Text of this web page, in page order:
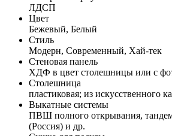
ЛДСП
Цвет
Бежевый, Белый
Стиль
Модерн, Современный, Хай-тек
Стеновая панель
ХДФ в цвет столешницы или с
Столешница
пластиковая; из искусственного
Выкатные системы
ПВШ полного открывания,
(Россия) и др.